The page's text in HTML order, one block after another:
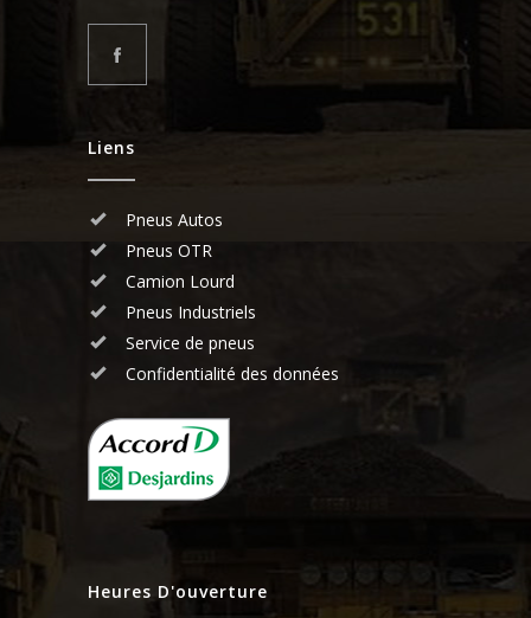
Liens
Pneus Autos
Pneus OTR
Camion Lourd
Pneus Industriels
Service de pneus
Confidentialité des données
Heures D'ouverture